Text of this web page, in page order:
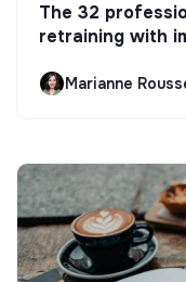
The 32
retraining with
Marianne